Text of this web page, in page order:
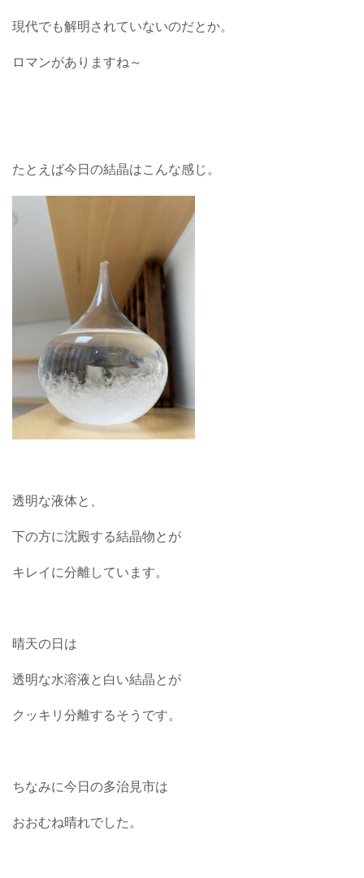
現代でも解明されていないのだとか。
ロマンがありますね～
たとえば今日の結晶はこんな感じ。
透明な液体と、
下の方に沈殿する結晶物とが
キレイに分離しています。
晴天の日は
透明な水溶液と白い結晶とが
クッキリ分離するそうです。
ちなみに今日の多治見市は
おおむね晴れでした。